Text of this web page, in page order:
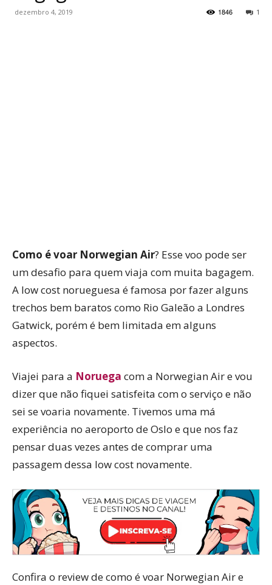
dezembro 4, 2019 1
1846
Como é voar Norwegian Air? Esse voo pode ser
um desafio para quem viaja com muita bagagem.
A low cost norueguesa é famosa por fazer alguns
trechos bem baratos como Rio Galeão a Londres
Gatwick, porém é bem limitada em alguns
aspectos.
Viajei para a Noruega com a Norwegian Air e vou
dizer que não fiquei satisfeita com o serviço e não
sei se voaria novamente. Tivemos uma má
experiência no aeroporto de Oslo e que nos faz
pensar duas vezes antes de comprar uma
passagem dessa low cost novamente.
Confira o review de como é voar Norwegian Air e